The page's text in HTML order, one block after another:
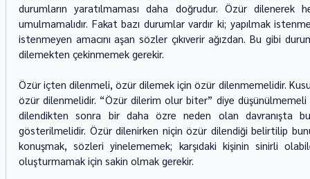
durumların yaratılmaması daha doğrudur. Özür dilenerek
umulmamalıdır. Fakat bazı durumlar vardır ki; yapılmak
istenmeyen amacını aşan sözler çıkıverir ağızdan. Bu gibi
dilemekten çekinmemek gerekir.
Özür içten dilenmeli, özür dilemek için özür dilenmemelidir.
özür dilenmelidir. “Özür dilerim olur biter” diye düşünülmemeli
dilendikten sonra bir daha özre neden olan davranışta
gösterilmelidir. Özür dilenirken niçin özür dilendiği belirtilip
konuşmak, sözleri yinelememek; karşıdaki kişinin sinirli
oluşturmamak için sakin olmak gerekir.